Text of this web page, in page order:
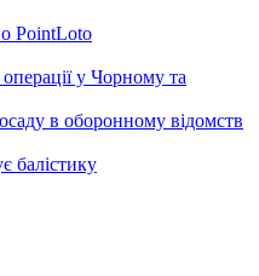
PointLoto
у Чорному та
в оборонному відомств
балістику